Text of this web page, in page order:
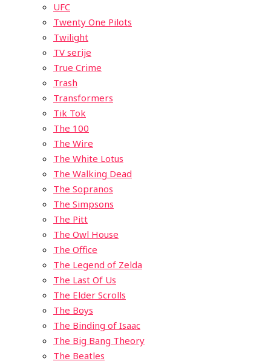
UFC
Twenty One Pilots
Twilight
TV serije
True Crime
Trash
Transformers
Tik Tok
The 100
The Wire
The White Lotus
The Walking Dead
The Sopranos
The Simpsons
The Pitt
The Owl House
The Office
The Legend of Zelda
The Last Of Us
The Elder Scrolls
The Boys
The Binding of Isaac
The Big Bang Theory
The Beatles